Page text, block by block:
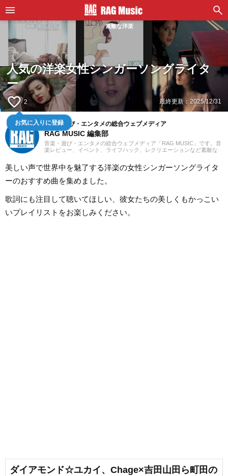
素敵な洋楽
人気の洋楽女性シンガーソングライタ
ー
favorite_border 2
お気に入りに登録
最終更新： 2025/12/31
音楽・遊び・エンタメの総合ウェブメディア
RAG MUSIC 編集部
音楽・遊び・エンタメの総合ウェブメディア「RAG MUSIC」です。音
楽レビュー、イベント、ライフハック、レクリエーションなど素敵な
美しい声で世界中を魅了する洋楽の女性シンガーソングライタ
ーのおすすめ曲を集めました。
歌詞にも注目して聴いてほしい、彼女たちの美しくもかっこい
いプレイリストをお楽しみください。
ダイアモンド☆ユカイ、Chage×吉田山田ら町田の